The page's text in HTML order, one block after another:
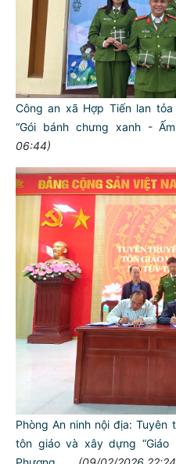
Công an xã Hợp Tiến lan
“Gói bánh chưng xanh -
06:44)
Phòng An ninh nội địa:
tôn giáo và xây dựng